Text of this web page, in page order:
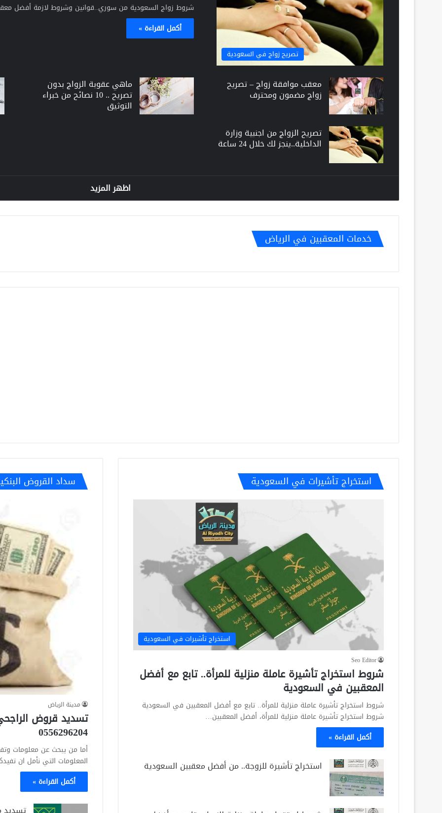
تصريح زواج في السعودية
شروط زواج السعودية من سوري..قوانين وشروط لازمة أفضل
أكمل القراءة »
معقب موافقة زواج – تصريح
زواج مضمون ومحترف
ماهي عقوبة الزواج بدون
تصريح .. 10 نصائح من خبراء
التوثيق
تصريح الزواج من اجنبية وزارة
الداخلية..ينجز لك خلال 24 ساعة
اظهر المزيد
خدمات المعقبين في الرياض
استخراج تأشيرات في السعودية
استخراج تأشيرات في السعودية
Seo Editor
شروط استخراج تأشيرة عاملة منزلية للمرأة.. تابع مع أفضل
المعقبين في السعودية
شروط استخراج تأشيرة عاملة منزلية للمرأة.. تابع مع أفضل المعقبين في السعودية
شروط استخراج تأشيرة عاملة منزلية للمرأة، أفضل المعقبين…
أكمل القراءة »
استخراج تأشيرة للزوجة.. من أفضل معقبين السعودية
سداد القروض
مدينة الرياض
0556296204
أما من يبحث عن معلومات
المعلومات التي نأمل ان
أكمل القراءة »